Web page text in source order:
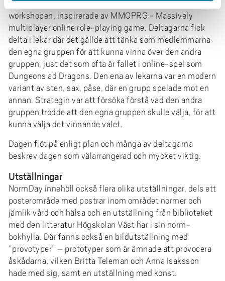
Interaktiv empati stod på programmet i den sista
workshopen, inspirerade av MMOPRG - Massively
multiplayer online role-playing game. Deltagarna fick
delta i lekar där det gällde att tänka som medlemmarna
den egna gruppen för att kunna vinna över den andra
gruppen, just det som ofta är fallet i online-spel som
Dungeons ad Dragons. Den ena av lekarna var en modern
variant av sten, sax, påse, där en grupp spelade mot en
annan. Strategin var att försöka förstå vad den andra
gruppen trodde att den egna gruppen skulle välja, för att
kunna välja det vinnande valet.
Dagen flöt på enligt plan och många av deltagarna
beskrev dagen som välarrangerad och mycket viktig.
Utställningar
NormDay innehöll också flera olika utställningar, dels ett
posterområde med postrar inom området normer och
jämlik vård och hälsa och en utställning från biblioteket
med den litteratur Högskolan Väst har i sin norm-
bokhylla. Där fanns också en bildutställning med
”provotyper” – prototyper som är ämnade att provocera
åskådarna, vilken Britta Teleman och Anna Isaksson
hade med sig, samt en utställning med konst.